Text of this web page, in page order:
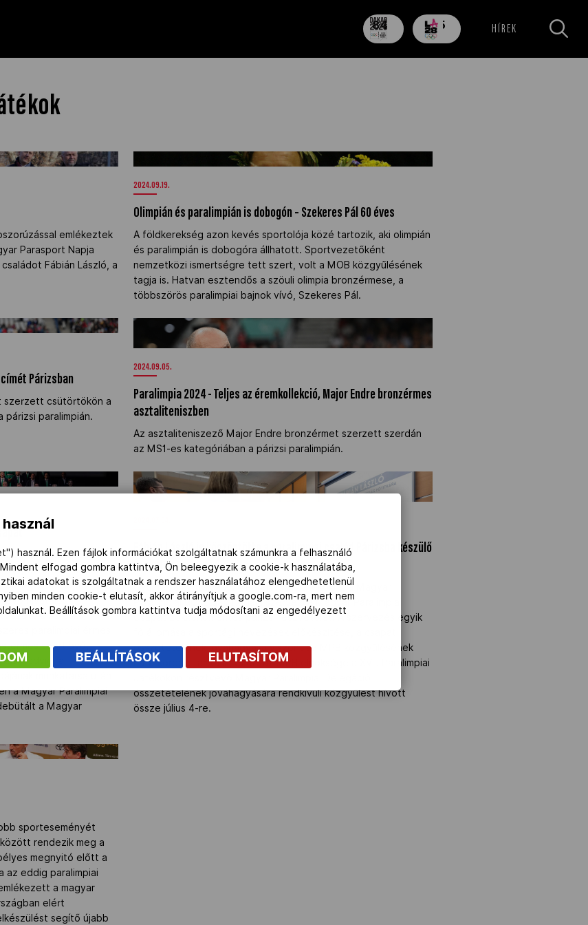
84
nap
705
nap HÍREK
emlékeztek
Parasport Napja
Fábián László, a
Olimpián és paralimpián is dobogón – Szekeres Pál 60 éves" />
2024.09.19.
Olimpián és paralimpián is dobogón – Szekeres Pál 60 éves
A földkerekség azon kevés sportolója közé tartozik, aki olimpián
és paralimpián is dobogóra állhatott. Sportvezetőként
nemzetközi ismertségre tett szert, volt a MOB közgyűlésének
tagja is. Hatvan esztendős a szöuli olimpia bronzérmese, a
többszörös paralimpiai bajnok vívó, Szekeres Pál.
címét Párizsban" />
Párizsban
szerzett csütörtökön a
paralimpián.
Paralimpia 2024 - Teljes az éremkollekció, Major Endre
bronzérmes asztaliteniszben" />
2024.09.05.
Paralimpia 2024 - Teljes az éremkollekció, Major Endre bronzérmes
asztaliteniszben
Az asztaliteniszező Major Endre bronzérmet szerzett szerdán
az MS1-es kategóriában a párizsi paralimpián.
/>
műsor keretében
Csapat sportolói, edzői,
a csapatiroda
hivatalos
Az eskü
paralimpiai érmes
sportlövő,
Hedvig, a
munkatársa után
a Magyar Paralimpiai
a Magyar
Fábián László is köszöntötte a paralimpiai család Párizsba
készülő tagjait" />
Fábián László is köszöntötte a paralimpiai család Párizsba készülő
tagjait
Gyűlnek a kvóták a XVII. Paralimpiai Játékokra, a Magyar
Paralimpiai Bizottság irodája szervezi a Magyar Paralimpiai
Csapat zökkenőmentes párizsi részvételét. A szervezés egyik
összetételének jóváhagyása viszont az MPB közgyűlésének
határkörébe tartozik, ezért az MPB elnöksége a XVII. Paralimpiai
összetételének jóváhagyására rendkívüli közgyűlést hívott
össze július 4-re.
sporteseményét
rendezik meg a
megnyitó előtt a
az eddig paralimpiai
a magyar
elért
segítő újabb
használ. Ezen fájlok információkat szolgáltatnak számunkra a felhasználó
elfogad gombra kattintva, Ön beleegyezik a cookie-k használatába,
adatokat is szolgáltatnak a rendszer használatához elengedhetetlenül
minden cookie-t elutasít, akkor átirányítjuk a google.com-ra, mert nem
Beállítások gombra kattintva tudja módosítani az engedélyezett
BEÁLLÍTÁSOK ELUTASÍTOM